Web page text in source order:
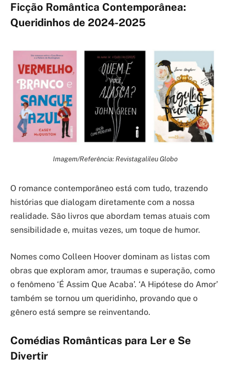
Ficção Romântica Contemporânea:
Queridinhos de 2024-2025
Imagem/Referência: Revistagalileu Globo
O romance contemporâneo está com tudo, trazendo
histórias que dialogam diretamente com a nossa
realidade. São livros que abordam temas atuais com
sensibilidade e, muitas vezes, um toque de humor.
Nomes como Colleen Hoover dominam as listas com
obras que exploram amor, traumas e superação, como
o fenômeno ‘É Assim Que Acaba’. ‘A Hipótese do Amor’
também se tornou um queridinho, provando que o
gênero está sempre se reinventando.
Comédias Românticas para Ler e Se
Divertir